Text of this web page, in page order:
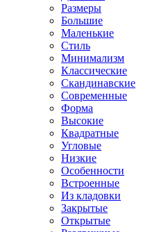
Размеры
Большие
Маленькие
Стиль
Минимализм
Классические
Скандинавские
Современные
Форма
Высокие
Квадратные
Угловые
Низкие
Особенности
Встроенные
Из кладовки
Закрытые
Открытые